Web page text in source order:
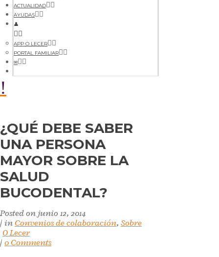
ACTUALIDAD
AYUDAS
👤
APP O LECER
PORTAL FAMILIAR
✉
¿QUÉ DEBE SABER
UNA PERSONA
MAYOR SOBRE LA
SALUD
BUCODENTAL?
Posted on junio 12, 2014
in Convenios de colaboración, Sobre
O Lecer
0 Comments